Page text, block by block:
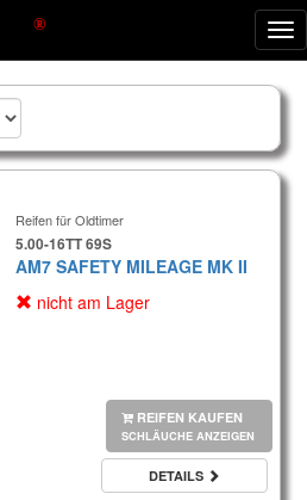
Reifen für Oldtimer
5.00-16TT 69S
AM7 SAFETY MILEAGE MK II
nicht am Lager
REIFEN KAUFEN
SCHLÄUCHE ANZEIGEN
DETAILS